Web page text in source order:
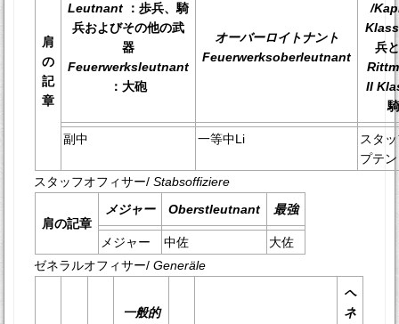
肩
の
記
章
Leutnant ：歩兵、騎
兵およびその他の武
器
Feuerwerksleutnant
：大砲
オーバーロイトナント
Feuerwerksoberleutnant
/
兵
II
副中 一等中Li
スタ
プテン
スタッフオフィサー/Stabsoffiziere
肩の記章
メジャー Oberstleutnant 最強
メジャー 中佐
大佐
ゼネラルオフィサー/Generäle
一般的
ヘ
ネ